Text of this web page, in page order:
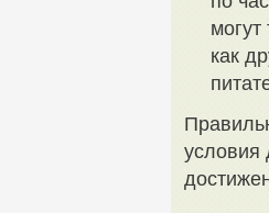
могут
как
условия